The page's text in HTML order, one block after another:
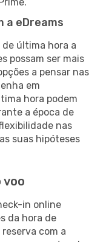
a eDreams
última hora a
possam ser mais
a pensar nas
em
hora podem
a época de
nas
suas hipóteses
voo
in online
da hora de
com a